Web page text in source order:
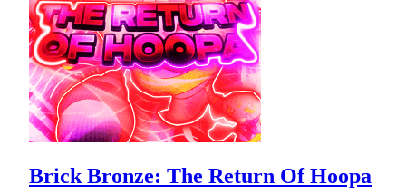
Brick Bronze: The Return Of Hoopa